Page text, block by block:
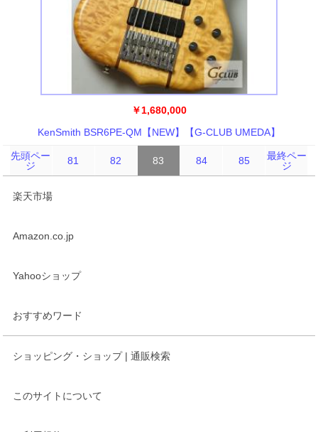
￥1,680,000
KenSmith BSR6PE-QM【NEW】【G-CLUB UMEDA】
先頭ペー
ジ
81 82 83 84 85
最終ペー
ジ
楽天市場
Amazon.co.jp
Yahooショップ
おすすめワード
ショッピング・ショップ | 通販検索
このサイトについて